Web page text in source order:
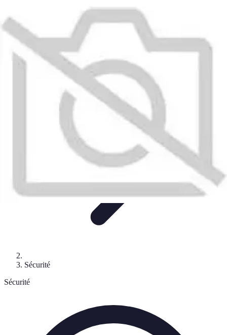
Choix du serrurier
Conseils et Astuces Conseils Pratiques
Serrurier
Produits et Services
Serrurier Rapide Paris
Sécurité
Sécurité